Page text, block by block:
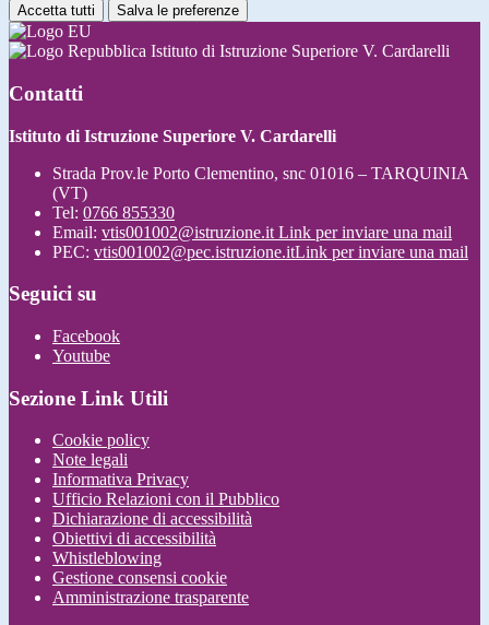
Accetta tutti Salva le preferenze
Istituto di Istruzione Superiore V. Cardarelli
Contatti
Istituto di Istruzione Superiore V. Cardarelli
Strada Prov.le Porto Clementino, snc 01016 – TARQUINIA
(VT)
Tel: 0766 855330
Email: vtis001002@istruzione.it Link per inviare una mail
PEC: vtis001002@pec.istruzione.itLink per inviare una mail
Seguici su
Facebook
Youtube
Sezione Link Utili
Cookie policy
Note legali
Informativa Privacy
Ufficio Relazioni con il Pubblico
Dichiarazione di accessibilità
Obiettivi di accessibilità
Whistleblowing
Gestione consensi cookie
Amministrazione trasparente